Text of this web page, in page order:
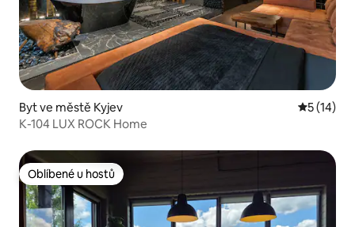
Byt ve městě Kyjev Průměrné
5 (14)
К-104 LUX ROCK Home
Oblíbené u hostů
Oblíbené u hostů